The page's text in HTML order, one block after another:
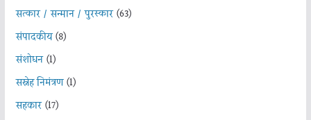
सत्कार / सन्मान / पुरस्कार(63)
संपादकीय(8)
संशोधन(1)
सस्नेह निमंत्रण(1)
सहकार(17)